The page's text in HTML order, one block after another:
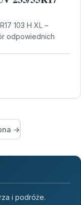
103 H XL –
odpowiednich
→
i podróże.